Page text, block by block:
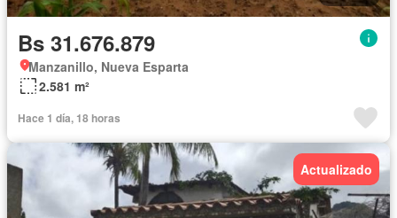
Bs 31.676.879
Manzanillo, Nueva Esparta
2.581 m²
Hace 1 día, 18 horas
Actualizado